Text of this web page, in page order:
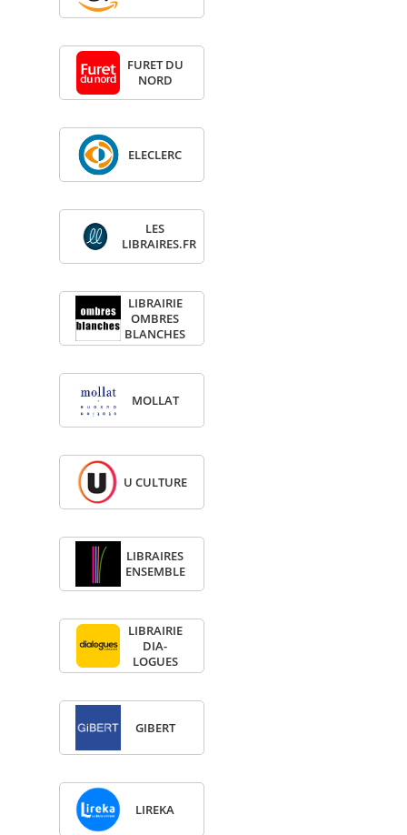
FURET DU
NORD
ELE­CLERC
LES
LIBRAIRES.FR
LIBRAI­RIE
OMBRES
BLANCHES
MOL­LAT
U CULTURE
LIBRAIRES
ENSEMBLE
LIBRAI­RIE
DIA­
LOGUES
GIBERT
LIREKA